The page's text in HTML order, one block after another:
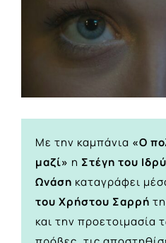
Με την καμπάνια «Ο
μαζί» η Στέγη του
Ωνάση καταγράφει
του Χρήστου Σαρρή
και την προετοιμασία